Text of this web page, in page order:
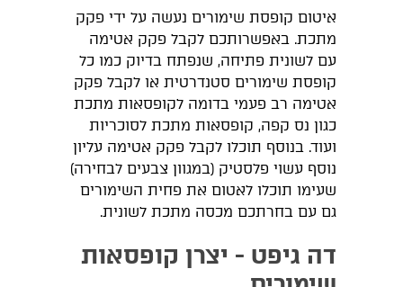
איטום קופסת שימורים נעשה על ידי פקק
מתכת. באפשרותכם לקבל פקק אטימה
עם לשונית פתיחה, שנפתח בדיוק כמו כל
קופסת שימורים סטנדרטית או לקבל פקק
אטימה רב פעמי בדומה לקופסאות מתכת
כגון נס קפה, קופסאות מתכת לסוכריות
ועוד. בנוסף תוכלו לקבל פקק אטימה עליון
נוסף עשוי פלסטיק (במגוון צבעים לבחירה)
שעימו תוכלו לאטום את פחית השימורים
גם עם בחרתכם מכסה מתכת לשונית.
דה גיפט - יצרן קופסאות